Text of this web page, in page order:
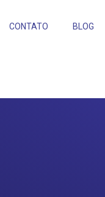
CONTATO BLOG